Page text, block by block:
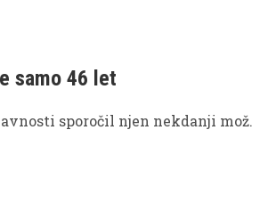
samo 46 let
sporočil njen nekdanji mož.